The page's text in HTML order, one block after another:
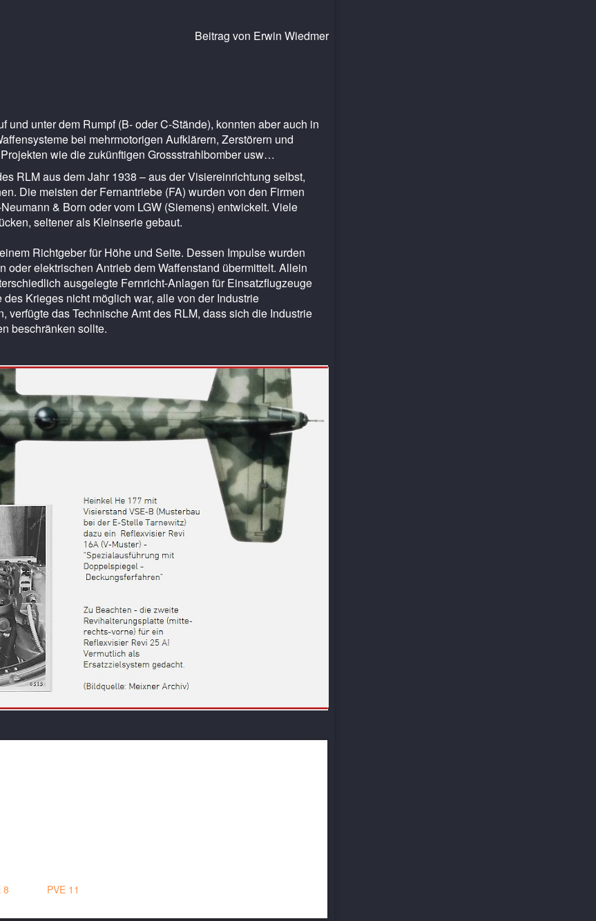
Beitrag von Erwin Wiedmer
unter dem Rumpf (B- oder C-Stände), konnten aber auch in
bei mehrmotorigen Aufklärern, Zerstörern und
wie die zukünftigen Grossstrahlbomber usw…
RLM aus dem Jahr 1938 – aus der Visiereinrichtung selbst,
Die meisten der Fernantriebe (FA) wurden von den Firmen
& Born oder vom LGW (Siemens) entwickelt. Viele
seltener als Kleinserie gebaut.
Richtgeber für Höhe und Seite. Dessen Impulse wurden
elektrischen Antrieb dem Waffenstand übermittelt. Allein
ausgelegte Fernricht-Anlagen für Einsatzflugzeuge
Krieges nicht möglich war, alle von der Industrie
das Technische Amt des RLM, dass sich die Industrie
beschränken sollte.
8 PVE 11